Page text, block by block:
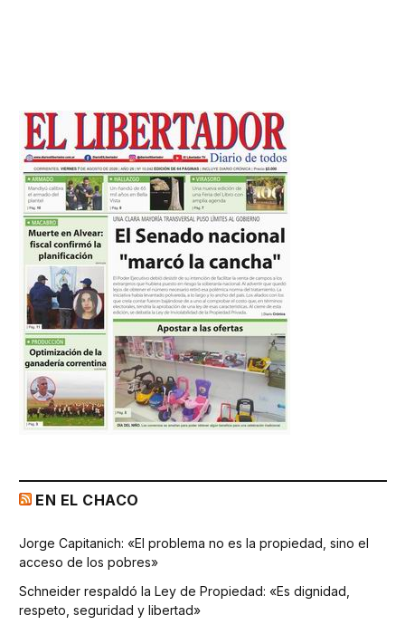
EN EL CHACO
Jorge Capitanich: «El problema no es la propiedad, sino el
acceso de los pobres»
Schneider respaldó la Ley de Propiedad: «Es dignidad,
respeto, seguridad y libertad»